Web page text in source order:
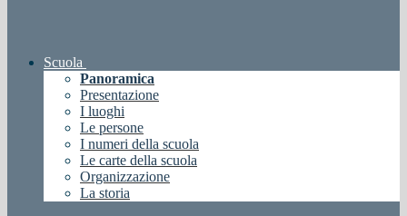
Scuola
Panoramica
Presentazione
I luoghi
Le persone
I numeri della scuola
Le carte della scuola
Organizzazione
La storia